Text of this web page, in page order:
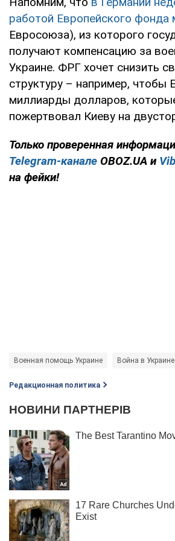
работой Европейского фонда
Евросоюза), из которого
получают компенсацию за
Украине. ФРГ хочет снизить
структуру – например,
миллиарды долларов,
пожертвовал Киеву на
Только проверенная
Telegram-канале OBOZ.UA и
на фейки!
Военная помощь Украине Война в Украине
Редакционная политика